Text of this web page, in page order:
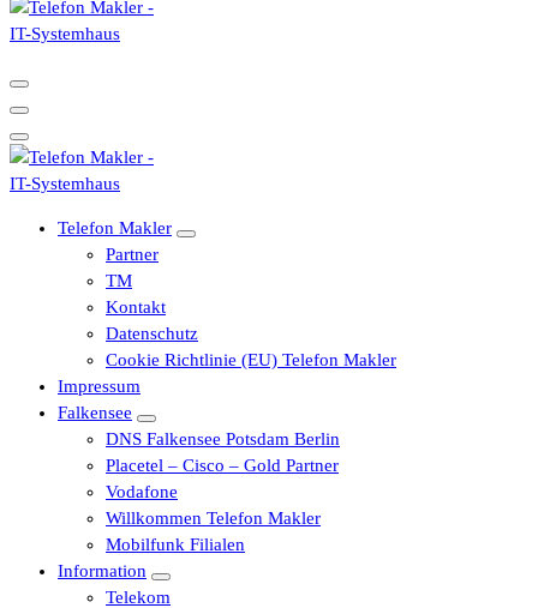
Telefon Makler
Partner
TM
Kontakt
Datenschutz
Cookie Richtlinie (EU) Telefon Makler
Impressum
Falkensee
DNS Falkensee Potsdam Berlin
Placetel – Cisco – Gold Partner
Vodafone
Willkommen Telefon Makler
Mobilfunk Filialen
Information
Telekom